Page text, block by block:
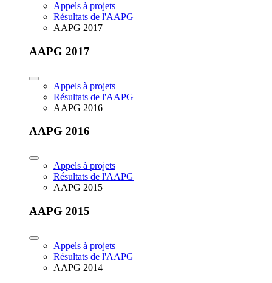
Appels à projets
Résultats de l'AAPG
AAPG 2017
AAPG 2017
Appels à projets
Résultats de l'AAPG
AAPG 2016
AAPG 2016
Appels à projets
Résultats de l'AAPG
AAPG 2015
AAPG 2015
Appels à projets
Résultats de l'AAPG
AAPG 2014